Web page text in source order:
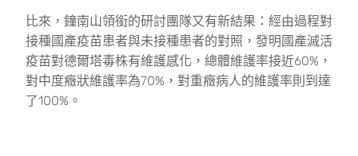
比來，鐘南山領銜的研討團隊又有新結果：經由過程對
接種國產疫苗患者與未接種患者的對照，發明國產滅活
疫苗對德爾塔毒株有維護感化，總體維護率接近60%，
對中度癥狀維護率為70%，對重癥病人的維護率則到達
了100%。